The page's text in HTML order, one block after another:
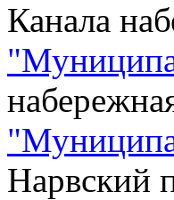
Канала
"
"
Нарвский